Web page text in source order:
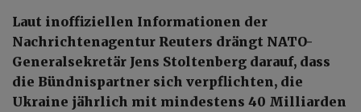
Laut inoffiziellen Informationen der
Nachrichtenagentur Reuters drängt NATO-
Generalsekretär Jens Stoltenberg darauf, dass
die Bündnispartner sich verpflichten, die
Ukraine jährlich mit mindestens 40 Milliarden